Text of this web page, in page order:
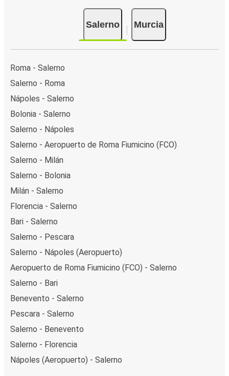
Salerno Murcia
Roma - Salerno
Salerno - Roma
Nápoles - Salerno
Bolonia - Salerno
Salerno - Nápoles
Salerno - Aeropuerto de Roma Fiumicino (FCO)
Salerno - Milán
Salerno - Bolonia
Milán - Salerno
Florencia - Salerno
Bari - Salerno
Salerno - Pescara
Salerno - Nápoles (Aeropuerto)
Aeropuerto de Roma Fiumicino (FCO) - Salerno
Salerno - Bari
Benevento - Salerno
Pescara - Salerno
Salerno - Benevento
Salerno - Florencia
Nápoles (Aeropuerto) - Salerno